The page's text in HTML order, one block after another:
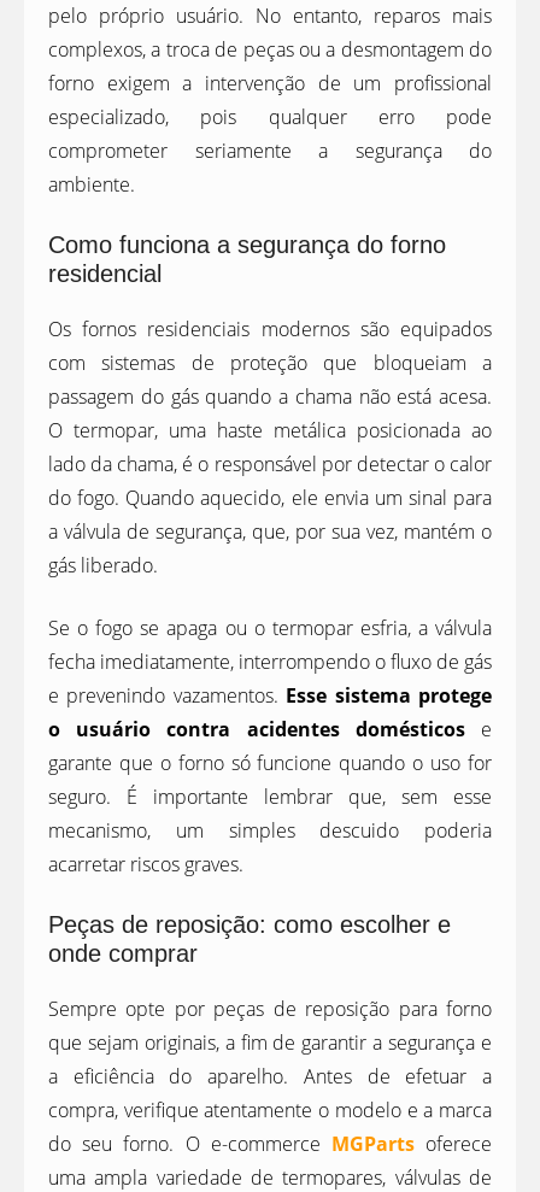
pelo próprio usuário. No entanto, reparos mais
complexos, a troca de peças ou a desmontagem do
forno exigem a intervenção de um profissional
especializado, pois qualquer erro pode
comprometer seriamente a segurança do
ambiente.
Como funciona a segurança do forno
residencial
Os fornos residenciais modernos são equipados
com sistemas de proteção que bloqueiam a
passagem do gás quando a chama não está acesa.
O termopar, uma haste metálica posicionada ao
lado da chama, é o responsável por detectar o calor
do fogo. Quando aquecido, ele envia um sinal para
a válvula de segurança, que, por sua vez, mantém o
gás liberado.
Se o fogo se apaga ou o termopar esfria, a válvula
fecha imediatamente, interrompendo o fluxo de gás
e prevenindo vazamentos. Esse sistema protege
o usuário contra acidentes domésticos e
garante que o forno só funcione quando o uso for
seguro. É importante lembrar que, sem esse
mecanismo, um simples descuido poderia
acarretar riscos graves.
Peças de reposição: como escolher e
onde comprar
Sempre opte por peças de reposição para forno
que sejam originais, a fim de garantir a segurança e
a eficiência do aparelho. Antes de efetuar a
compra, verifique atentamente o modelo e a marca
do seu forno. O e-commerce MGPartsoferece
uma ampla variedade de termopares, válvulas de